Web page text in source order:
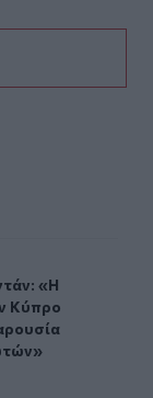
στην Κύπρο
«Η
«Η
Κύπρο